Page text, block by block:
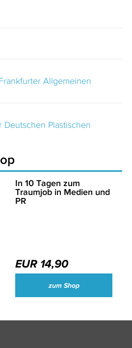
Allgemeinen
Plastischen
In 10 Tagen zum
Traumjob in Medien und
PR
EUR 14,90
zum Shop